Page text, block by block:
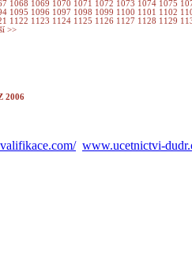
1068 1069 1070 1071 1072 1073 1074 1075
1095 1096 1097 1098 1099 1100 1101 1102
1122 1123 1124 1125 1126 1127 1128 1129
>>
2006
www.ucetnictvi-